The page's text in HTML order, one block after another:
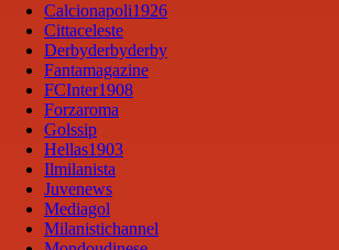
Calcionapoli1926
Cittaceleste
Derbyderbyderby
Fantamagazine
FCInter1908
Forzaroma
Golssip
Hellas1903
Ilmilanista
Juvenews
Mediagol
Milanistichannel